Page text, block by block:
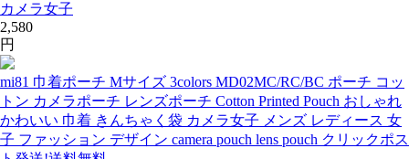
カメラ女子
2,580
円
mi81 巾着ポーチ Mサイズ 3colors MD02MC/RC/BC ポーチ コッ
トン カメラポーチ レンズポーチ Cotton Printed Pouch おしゃれ
かわいい 巾着 きんちゃく袋 カメラ女子 メンズ レディース 女
子 ファッション デザイン camera pouch lens pouch クリックポス